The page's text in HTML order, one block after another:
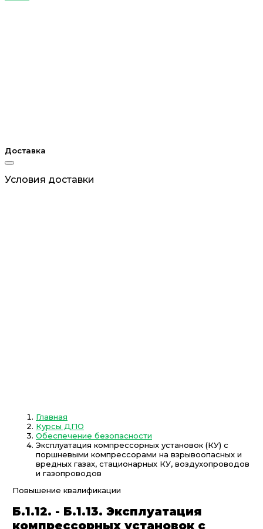
Доставка
Условия доставки
Главная
Курсы ДПО
Обеспечение безопасности
Эксплуатация компрессорных установок (КУ) с
поршневыми компрессорами на взрывоопасных и
вредных газах, стационарных КУ, воздухопроводов
и газопроводов
Повышение квалификации
Б.1.12. - Б.1.13. Эксплуатация
компрессорных установок с